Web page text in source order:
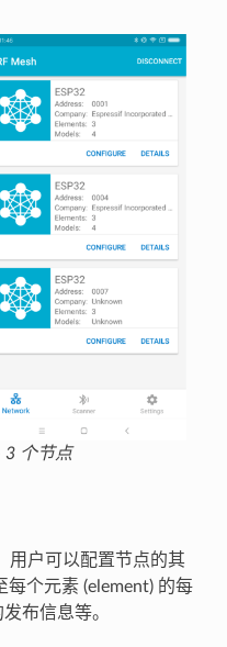
3 个节点
用户可以配置节点的其
个元素 (element) 的每
布信息等。